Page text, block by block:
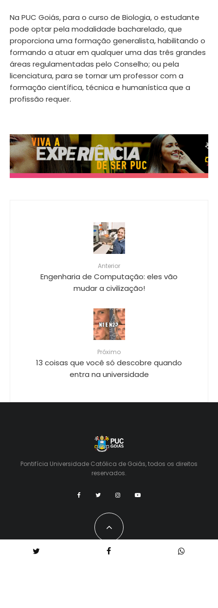
Na PUC Goiás, para o curso de Biologia, o estudante
pode optar pela modalidade bacharelado, que
proporciona uma formação generalista, habilitando o
formando a atuar em qualquer uma das três grandes
áreas regulamentadas pelo Conselho; ou pela
licenciatura, para se tornar um professor com a
formação científica, técnica e humanística que a
profissão requer.
Anterior
Engenharia de Computação: eles vão
mudar a civilização!
Próximo
13 coisas que você só descobre quando
entra na universidade
Pontifícia Universidade Católica de Goiás, todos os direitos
reservados.